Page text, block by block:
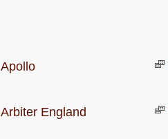
Apollo
Arbiter England